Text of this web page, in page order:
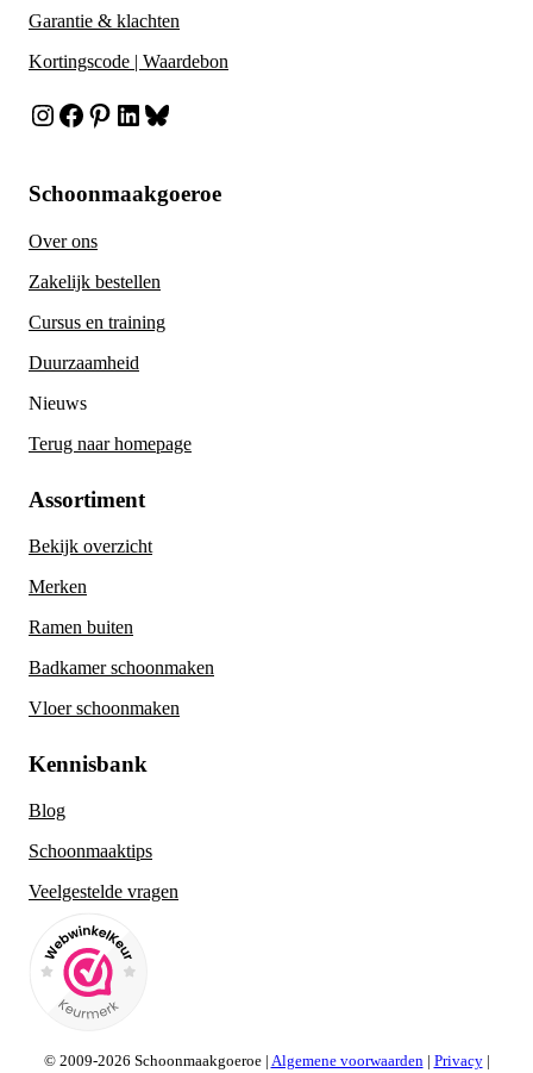
Garantie & klachten
Kortingscode | Waardebon
Instagram
Facebook
Pinterest
LinkedIn
Bluesky
Schoonmaakgoeroe
Over ons
Zakelijk bestellen
Cursus en training
Duurzaamheid
Nieuws
Terug naar homepage
Assortiment
Bekijk overzicht
Merken
Ramen buiten
Badkamer schoonmaken
Vloer schoonmaken
Kennisbank
Blog
Schoonmaaktips
Veelgestelde vragen
© 2009-2026 Schoonmaakgoeroe | Algemene voorwaarden| Privacy|